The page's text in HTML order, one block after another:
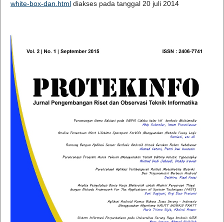
white-box-dan.htmldiakses pada tanggal 20 juli 2014